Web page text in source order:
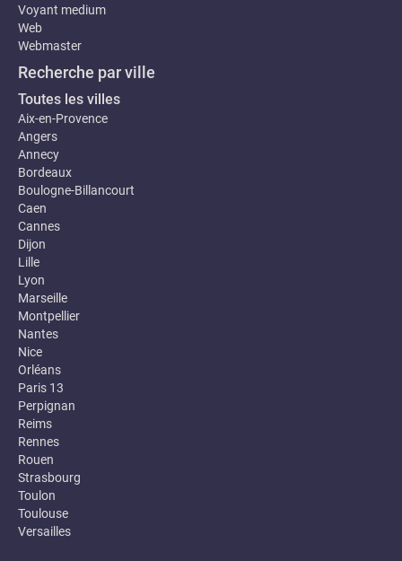
Voyant medium
Web
Webmaster
Recherche par ville
Toutes les villes
Aix-en-Provence
Angers
Annecy
Bordeaux
Boulogne-Billancourt
Caen
Cannes
Dijon
Lille
Lyon
Marseille
Montpellier
Nantes
Nice
Orléans
Paris 13
Perpignan
Reims
Rennes
Rouen
Strasbourg
Toulon
Toulouse
Versailles